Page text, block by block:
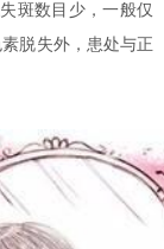
斑数目少，一般仅
脱失外，患处与正